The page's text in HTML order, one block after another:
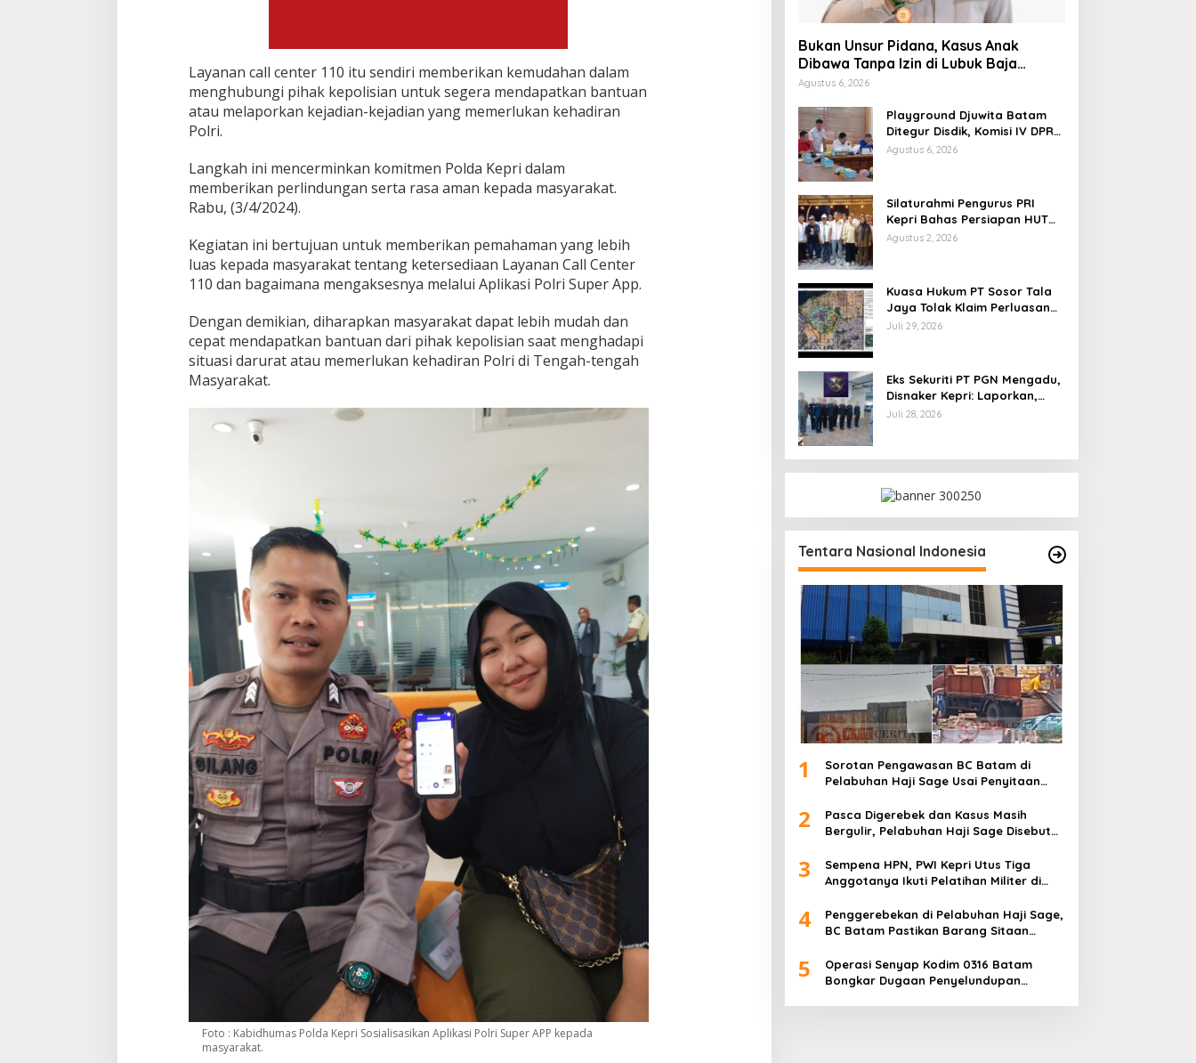
Layanan call center 110 itu sendiri memberikan kemudahan dalam
menghubungi pihak kepolisian untuk segera mendapatkan bantuan
atau melaporkan kejadian-kejadian yang memerlukan kehadiran
Polri.
Langkah ini mencerminkan komitmen Polda Kepri dalam
memberikan perlindungan serta rasa aman kepada masyarakat.
Rabu, (3/4/2024).
Kegiatan ini bertujuan untuk memberikan pemahaman yang lebih
luas kepada masyarakat tentang ketersediaan Layanan Call Center
110 dan bagaimana mengaksesnya melalui Aplikasi Polri Super App.
Dengan demikian, diharapkan masyarakat dapat lebih mudah dan
cepat mendapatkan bantuan dari pihak kepolisian saat menghadapi
situasi darurat atau memerlukan kehadiran Polri di Tengah-tengah
Masyarakat.
Foto : Kabidhumas Polda Kepri Sosialisasikan Aplikasi Polri Super APP kepada
masyarakat.
Bukan Unsur Pidana, Kasus Anak
Dibawa Tanpa Izin di Lubuk Baja
Dihentikan
Agustus 6, 2026
Playground Djuwita Batam
Ditegur Disdik, Komisi IV DPRD
Jadwalkan Sidak
Agustus 6, 2026
Silaturahmi Pengurus PRI
Kepri Bahas Persiapan HUT
Ke-1 dan Penguatan
Agustus 2, 2026
Kuasa Hukum PT Sosor Tala
Jaya Tolak Klaim Perluasan
Kampung Tua Batu Merah
Juli 29, 2026
Eks Sekuriti PT PGN Mengadu,
Disnaker Kepri: Laporkan,
Kami Tindak Lanjuti
Juli 28, 2026
Tentara Nasional Indonesia
1
Sorotan Pengawasan BC Batam di
Pelabuhan Haji Sage Usai Penyitaan
2
Pasca Digerebek dan Kasus Masih
Bergulir, Pelabuhan Haji Sage Disebut
Dipertanyakan
3
Sempena HPN, PWI Kepri Utus Tiga
Anggotanya Ikuti Pelatihan Militer di
4
Penggerebekan di Pelabuhan Haji Sage,
BC Batam Pastikan Barang Sitaan
5
Operasi Senyap Kodim 0316 Batam
Bongkar Dugaan Penyelundupan